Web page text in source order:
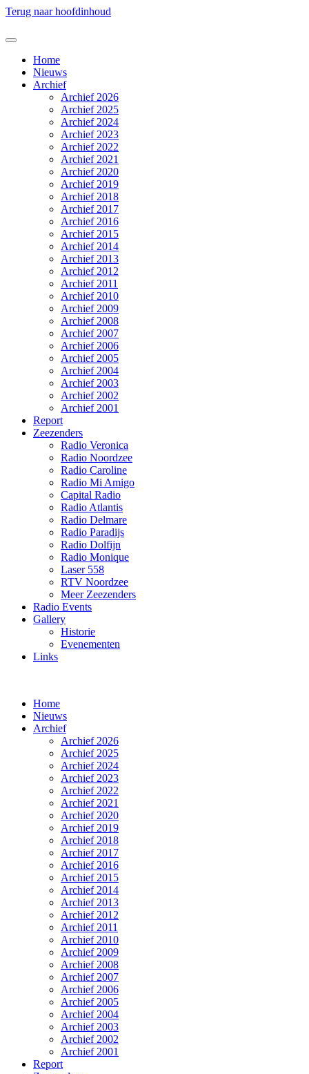
Terug naar hoofdinhoud
Home
Nieuws
Archief
Archief 2026
Archief 2025
Archief 2024
Archief 2023
Archief 2022
Archief 2021
Archief 2020
Archief 2019
Archief 2018
Archief 2017
Archief 2016
Archief 2015
Archief 2014
Archief 2013
Archief 2012
Archief 2011
Archief 2010
Archief 2009
Archief 2008
Archief 2007
Archief 2006
Archief 2005
Archief 2004
Archief 2003
Archief 2002
Archief 2001
Report
Zeezenders
Radio Veronica
Radio Noordzee
Radio Caroline
Radio Mi Amigo
Capital Radio
Radio Atlantis
Radio Delmare
Radio Paradijs
Radio Dolfijn
Radio Monique
Laser 558
RTV Noordzee
Meer Zeezenders
Radio Events
Gallery
Historie
Evenementen
Links
Home
Nieuws
Archief
Archief 2026
Archief 2025
Archief 2024
Archief 2023
Archief 2022
Archief 2021
Archief 2020
Archief 2019
Archief 2018
Archief 2017
Archief 2016
Archief 2015
Archief 2014
Archief 2013
Archief 2012
Archief 2011
Archief 2010
Archief 2009
Archief 2008
Archief 2007
Archief 2006
Archief 2005
Archief 2004
Archief 2003
Archief 2002
Archief 2001
Report